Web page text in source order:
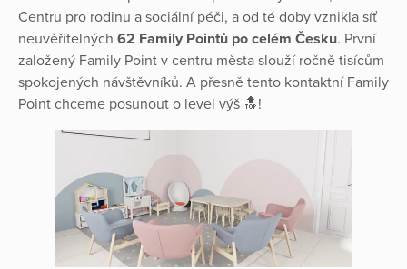
Centru pro rodinu a sociální péči, a od té doby vznikla síť
neuvěřitelných 62 Family Pointů po celém Česku. První
založený Family Point v centru města slouží ročně tisícům
spokojených návštěvníků. A přesně tento kontaktní Family
Point chceme posunout o level výš 🔝!